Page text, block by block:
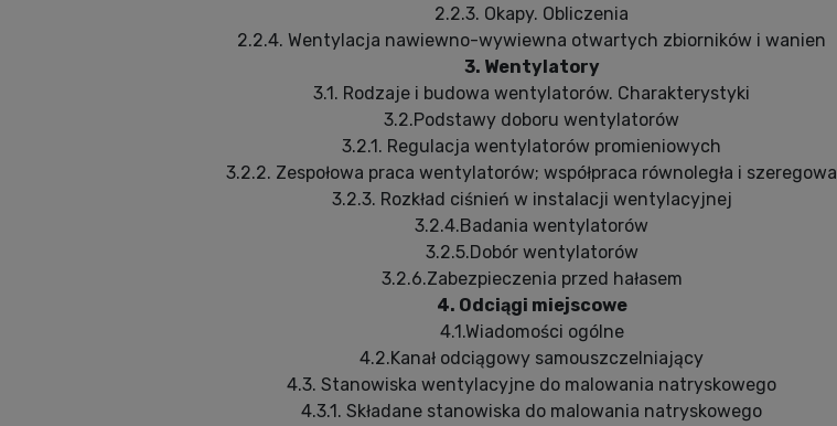
2.2.3. Okapy. Obliczenia
2.2.4. Wentylacja nawiewno-wywiewna otwartych zbiorników i wanien
3. Wentylatory
3.1. Rodzaje i budowa wentylatorów. Charakterystyki
3.2.Podstawy doboru wentylatorów
3.2.1. Regulacja wentylatorów promieniowych
3.2.2. Zespołowa praca wentylatorów; współpraca równoległa i szeregowa
3.2.3. Rozkład ciśnień w instalacji wentylacyjnej
3.2.4.Badania wentylatorów
3.2.5.Dobór wentylatorów
3.2.6.Zabezpieczenia przed hałasem
4. Odciągi miejscowe
4.1.Wiadomości ogólne
4.2.Kanał odciągowy samouszczelniający
4.3. Stanowiska wentylacyjne do malowania natryskowego
4.3.1. Składane stanowiska do malowania natryskowego